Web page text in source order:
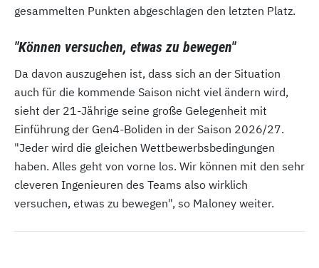
gesammelten Punkten abgeschlagen den letzten Platz.
"Können versuchen, etwas zu bewegen"
Da davon auszugehen ist, dass sich an der Situation
auch für die kommende Saison nicht viel ändern wird,
sieht der 21-Jährige seine große Gelegenheit mit
Einführung der Gen4-Boliden in der Saison 2026/27.
"Jeder wird die gleichen Wettbewerbsbedingungen
haben. Alles geht von vorne los. Wir können mit den sehr
cleveren Ingenieuren des Teams also wirklich
versuchen, etwas zu bewegen", so Maloney weiter.